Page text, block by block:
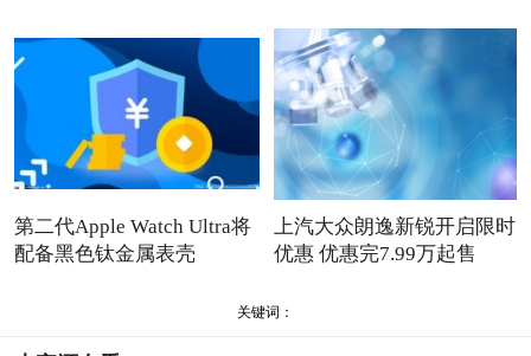
第二代Apple Watch Ultra将
配备黑色钛金属表壳
上汽大众朗逸新锐开启限时
优惠 优惠完7.99万起售
关键词：